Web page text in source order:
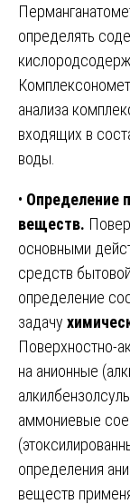
определять
анализа
входящих в
воды.
• Определение
веществ.
основными
средств
определение
задачу
Поверхностно-
на анионные
аммониевые
определения
веществ